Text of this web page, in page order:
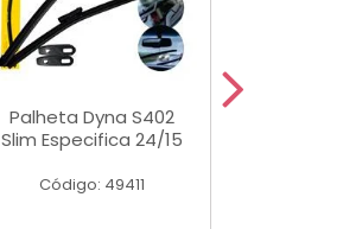
Palheta Dyna S402
Slim Especifica 24/15
Código: 49411